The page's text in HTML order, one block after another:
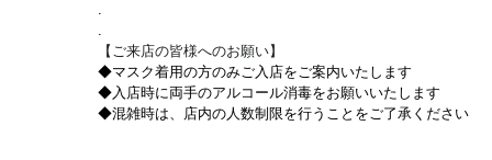
.
.
【ご来店の皆様へのお願い】
◆マスク着用の方のみご入店をご案内いたします
◆入店時に両手のアルコール消毒をお願いいたします
◆混雑時は、店内の人数制限を行うことをご了承ください